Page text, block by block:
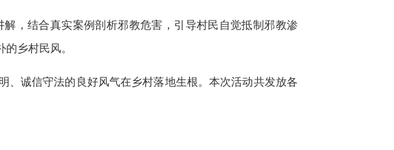
，结合真实案例剖析邪教危害，引导村民自觉抵制邪教渗
乡村民风。
、诚信守法的良好风气在乡村落地生根。本次活动共发放各